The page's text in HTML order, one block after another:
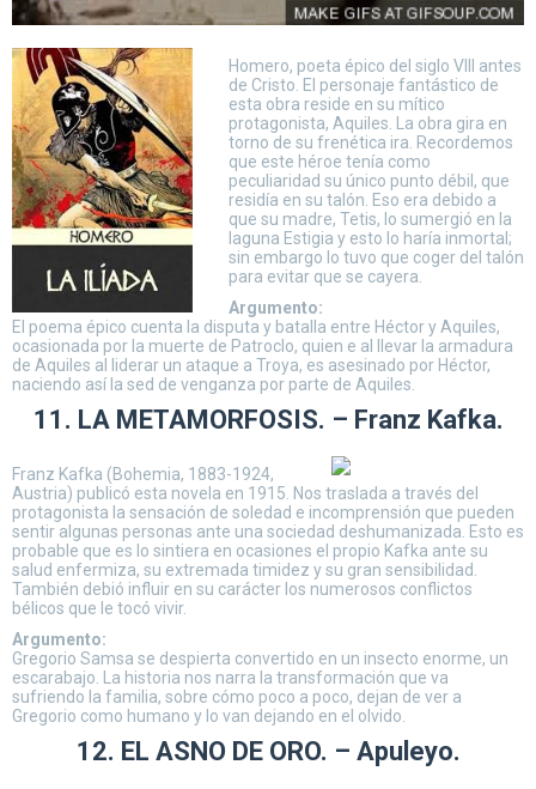
Homero, poeta épico del siglo VIII antes
de Cristo. El personaje fantástico de
esta obra reside en su mítico
protagonista, Aquiles. La obra gira en
torno de su frenética ira. Recordemos
que este héroe tenía como
peculiaridad su único punto débil, que
residía en su talón. Eso era debido a
que su madre, Tetis, lo sumergió en la
laguna Estigia y esto lo haría inmortal;
sin embargo lo tuvo que coger del talón
para evitar que se cayera.
Argumento:
El poema épico cuenta la disputa y batalla entre Héctor y Aquiles,
ocasionada por la muerte de Patroclo, quien e al llevar la armadura
de Aquiles al liderar un ataque a Troya, es asesinado por Héctor,
naciendo así la sed de venganza por parte de Aquiles.
11. LA METAMORFOSIS. – Franz Kafka.
Franz Kafka (Bohemia, 1883-1924,
Austria) publicó esta novela en 1915. Nos traslada a través del
protagonista la sensación de soledad e incomprensión que pueden
sentir algunas personas ante una sociedad deshumanizada. Esto es
probable que es lo sintiera en ocasiones el propio Kafka ante su
salud enfermiza, su extremada timidez y su gran sensibilidad.
También debió influir en su carácter los numerosos conflictos
bélicos que le tocó vivir.
Argumento:
Gregorio Samsa se despierta convertido en un insecto enorme, un
escarabajo. La historia nos narra la transformación que va
sufriendo la familia, sobre cómo poco a poco, dejan de ver a
Gregorio como humano y lo van dejando en el olvido.
12. EL ASNO DE ORO. – Apuleyo.